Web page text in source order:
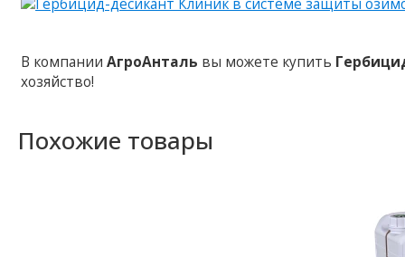
В компанииАгроАнталь вы можете купить
хозяйство!
Похожие товары